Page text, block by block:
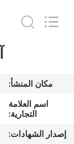
المنتجات
بنا
Foshan
مكان المنشأ:
اسم العلامة
التجارية:
إصدار الشهادات: